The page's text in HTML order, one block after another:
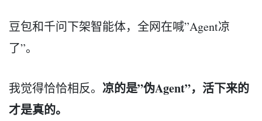
豆包和千问下架智能体，全网在喊”Agent凉
了”。
我觉得恰恰相反。 凉的是”伪Agent”，活下来的
才是真的。